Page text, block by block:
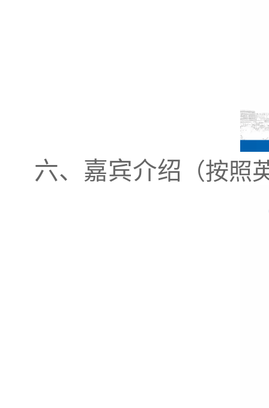
六、 嘉宾介绍 （按